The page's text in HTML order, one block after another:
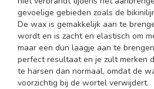
gevoelige gebieden zoals de
De wax is gemakkelijk aan te
wordt en is zacht en elastisch om
maar een dun laagje aan te
perfect resultaat en je zult merken
te harsen dan normaal, omdat de
voorzichtig bij de wortel verwijdert.